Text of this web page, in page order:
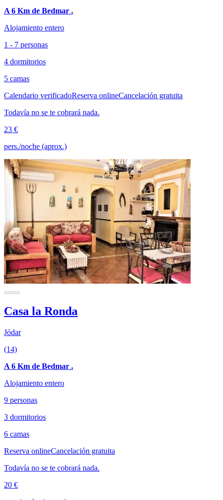
A 6 Km de Bedmar .
Alojamiento entero
1 - 7 personas
4 dormitorios
5 camas
Calendario verificadoReserva onlineCancelación gratuita
Todavía no se te cobrará nada.
23 €
pers./noche (aprox.)
Casa la Ronda
Jódar
(14)
A 6 Km de Bedmar .
Alojamiento entero
9 personas
3 dormitorios
6 camas
Reserva onlineCancelación gratuita
Todavía no se te cobrará nada.
20 €